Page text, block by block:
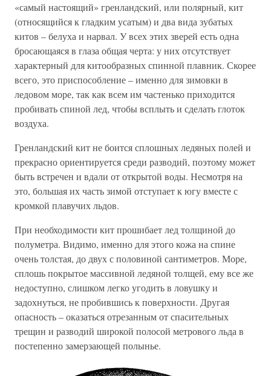
«самый настоящий» гренландский, или полярный, кит
(относящийся к гладким усатым) и два вида зубатых
китов – белуха и нарвал. У всех этих зверей есть одна
бросающаяся в глаза общая черта: у них отсутствует
характерный для китообразных спинной плавник. Скорее
всего, это приспособление – именно для зимовки в
ледовом море, так как всем им частенько приходится
пробивать спиной лед, чтобы всплыть и сделать глоток
воздуха.
Гренландский кит не боится сплошных ледяных полей и
прекрасно ориентируется среди разводий, поэтому может
быть встречен и вдали от открытой воды. Несмотря на
это, большая их часть зимой отступает к югу вместе с
кромкой плавучих льдов.
При необходимости кит прошибает лед толщиной до
полуметра. Видимо, именно для этого кожа на спине
очень толстая, до двух с половиной сантиметров. Море,
сплошь покрытое массивной ледяной толщей, ему все же
недоступно, слишком легко угодить в ловушку и
задохнуться, не пробившись к поверхности. Другая
опасность – оказаться отрезанным от спасительных
трещин и разводий широкой полосой метрового льда в
постепенно замерзающей полынье.